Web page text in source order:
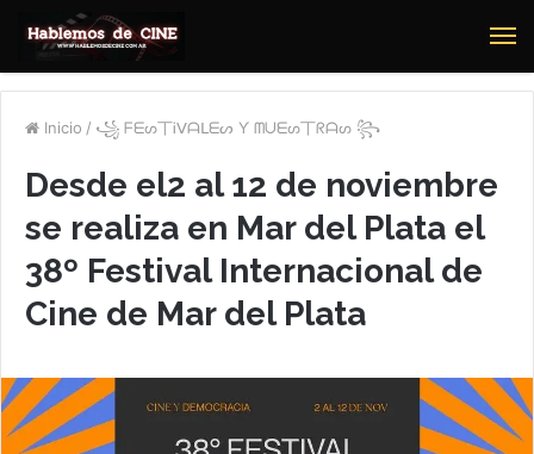
Inicio / ꧁ ᖴᗴᔕ丅Ꭵᐯᗩᒪᗴᔕ Ƴ ᗰᑌᗴᔕ丅ᖇᗩᔕ ꧂
Desde el2 al 12 de noviembre
se realiza en Mar del Plata el
38º Festival Internacional de
Cine de Mar del Plata